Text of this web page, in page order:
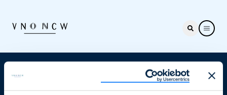
Nieuwsbrief